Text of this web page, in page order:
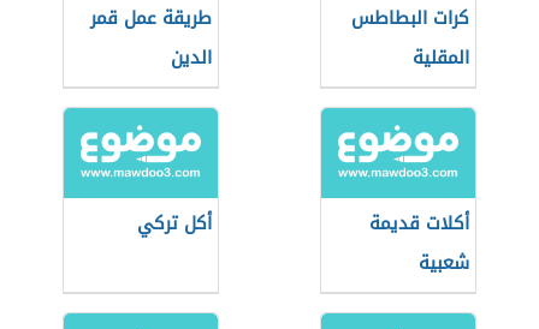
كرات البطاطس
المقلية
طريقة عمل قمر
الدين
أكلات قديمة
شعبية
أكل تركي